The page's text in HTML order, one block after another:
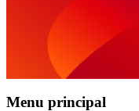
Menu principal